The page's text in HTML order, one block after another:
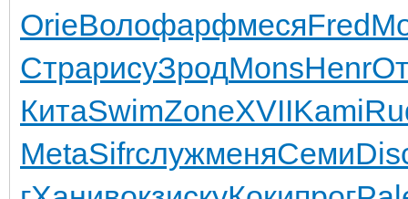
OrieВолофарфмесяFred
СтрарисуЗродMonsHenr
КитаSwimZoneXVIIKami
MetaSifrслужменяСеми